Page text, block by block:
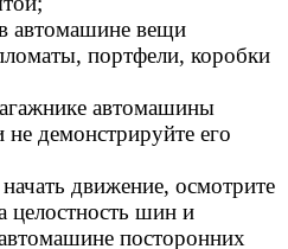
автомашине вещи
портфели, коробки
автомашины
демонстрируйте его
движение, осмотрите
целостность шин и
посторонних